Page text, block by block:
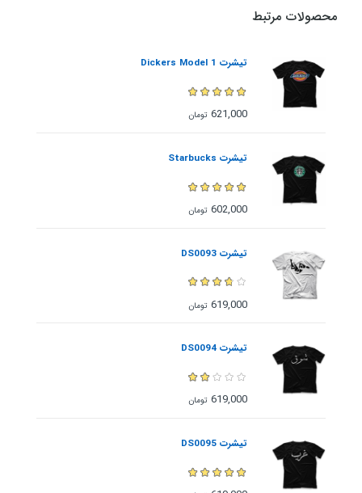
محصولات مرتبط
تیشرت Dickers Model 1
621,000 تومان
تیشرت Starbucks
602,000 تومان
تیشرت DS0093
619,000 تومان
تیشرت DS0094
619,000 تومان
تیشرت DS0095